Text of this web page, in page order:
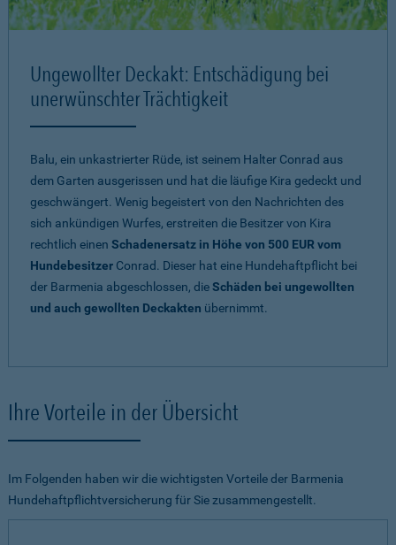
Ungewollter Deckakt: Entschädigung bei
unerwünschter Trächtigkeit
Balu, ein unkastrierter Rüde, ist seinem Halter Conrad aus
dem Garten ausgerissen und hat die läufige Kira gedeckt und
geschwängert. Wenig begeistert von den Nachrichten des
sich ankündigen Wurfes, erstreiten die Besitzer von Kira
rechtlich einen Schadenersatz in Höhe von 500 EUR vom
Hundebesitzer Conrad. Dieser hat eine Hundehaftpflicht bei
der Barmenia abgeschlossen, dieSchäden bei ungewollten
und auch gewollten Deckakten übernimmt.
Ihre Vorteile in der Übersicht
Im Folgenden haben wir die wichtigsten Vorteile der Barmenia
Hundehaftpflichtversicherung für Sie zusammengestellt.